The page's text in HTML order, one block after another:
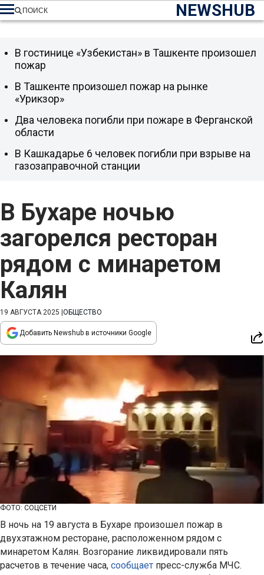
NEWSHUB
ПОИСК
В Бухаре ночью
загорелся ресторан
рядом с минаретом
Калян
19 АВГУСТА 2025 ОБЩЕСТВО
Добавить Newshub в источники Google
ФОТО: СОЦСЕТИ
В ночь на 19 августа в Бухаре произошел пожар в
двухэтажном ресторане, расположенном рядом с
минаретом Калян. Возгорание ликвидировали пять
расчетов в течение часа, сообщает пресс-служба МЧС.
В гостинице «Узбекистан» в Ташкенте произошел
пожар
В Ташкенте произошел пожар на рынке
«Урикзор»
Два человека погибли при пожаре в Ферганской
области
В Кашкадарье 6 человек погибли при взрыве на
газозаправочной станции